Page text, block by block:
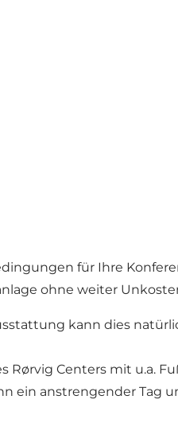
für Ihre
ohne weiter
kann dies
Rørvig Centers mit u.a.
ein anstrengender Tag